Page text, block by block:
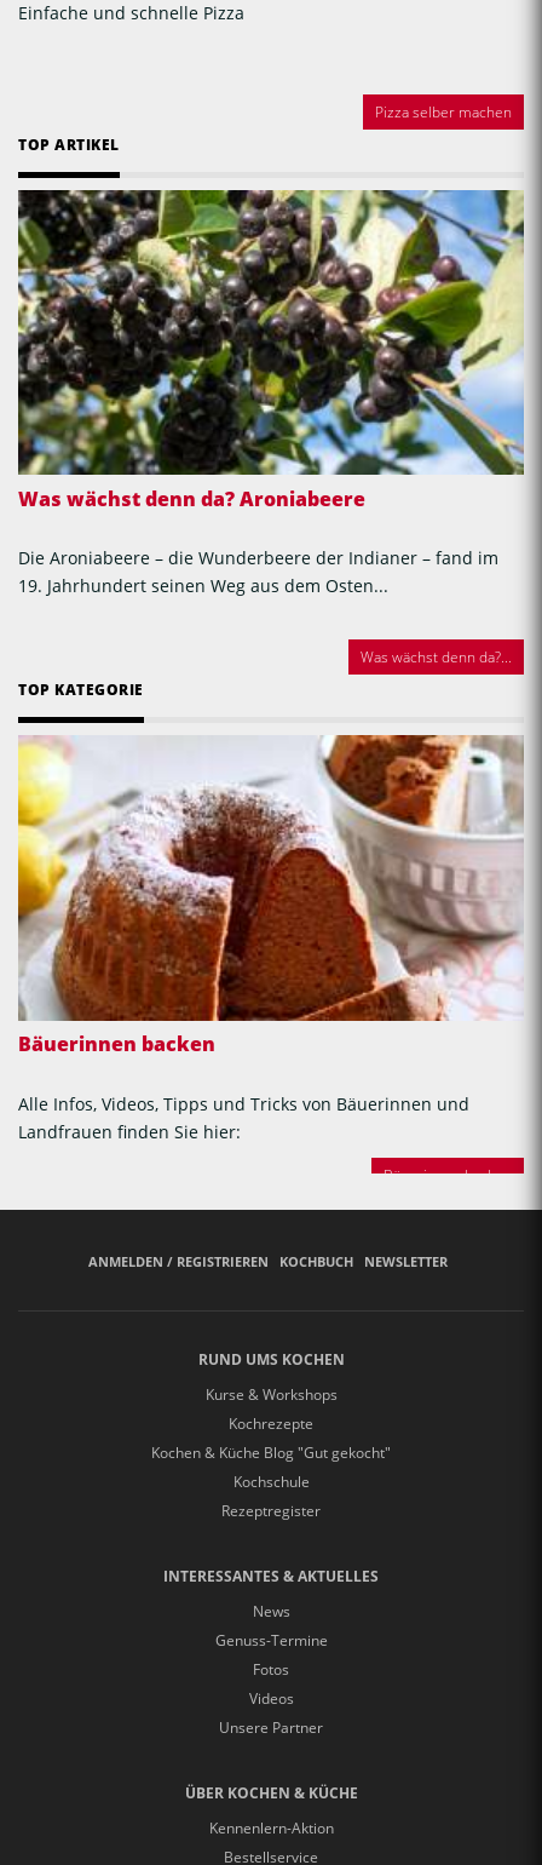
Einfache und schnelle Pizza
Pizza selber machen
TOP ARTIKEL
Was wächst denn da? Aroniabeere
Die Aroniabeere – die Wunderbeere der Indianer – fand im
19. Jahrhundert seinen Weg aus dem Osten...
Was wächst denn da?...
TOP KATEGORIE
Bäuerinnen backen
Alle Infos, Videos, Tipps und Tricks von Bäuerinnen und
Landfrauen finden Sie hier:
Bäuerinnen backen
ANMELDEN / REGISTRIEREN KOCHBUCH NEWSLETTER
RUND UMS KOCHEN
Kurse & Workshops
Kochrezepte
Kochen & Küche Blog "Gut gekocht"
Kochschule
Rezeptregister
INTERESSANTES & AKTUELLES
News
Genuss-Termine
Fotos
Videos
Unsere Partner
ÜBER KOCHEN & KÜCHE
Kennenlern-Aktion
Bestellservice